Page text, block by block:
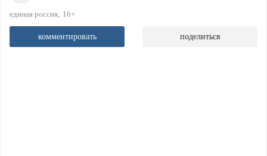
единая россия 16+
комментировать поделиться